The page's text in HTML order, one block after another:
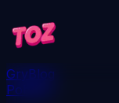
GryBlog
Pobierz